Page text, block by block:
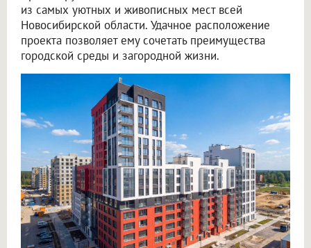
из самых уютных и живописных мест всей
Новосибирской области. Удачное расположение
проекта позволяет ему сочетать преимущества
городской среды и загородной жизни.